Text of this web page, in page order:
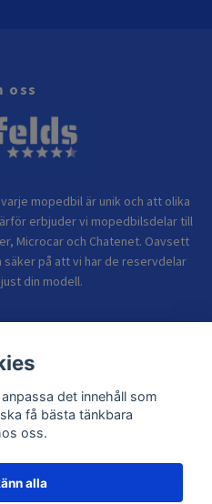
oss
mopedbil är unik och att olika
erbjuder vi mopedbilsdelar till
Microcar och Chatenet. Oavsett
säker på att vi har de reservdelar
din modell.
det innehåll som
få bästa tänkbara
oss.
alla